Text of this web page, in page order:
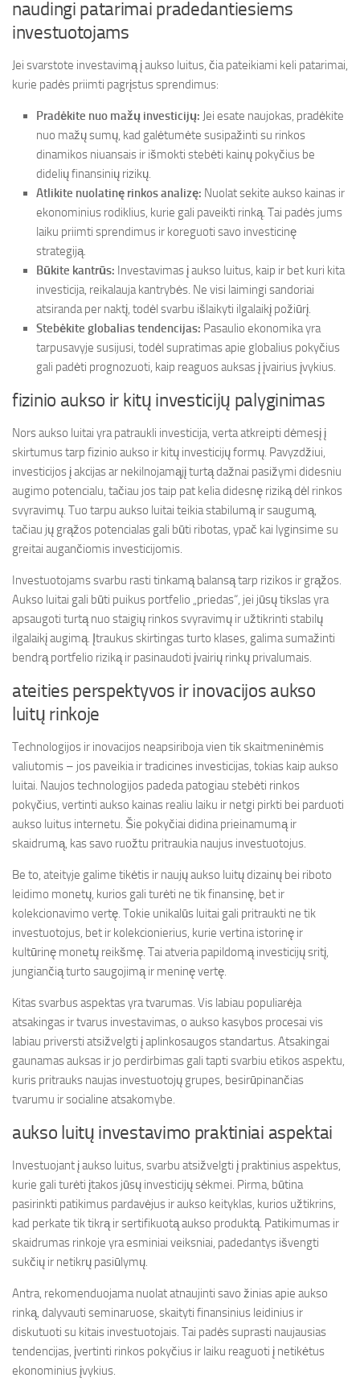
naudingi patarimai pradedantiesiems
investuotojams
Jei svarstote investavimą į aukso luitus, čia pateikiami keli patarimai,
kurie padės priimti pagrįstus sprendimus:
Pradėkite nuo mažų investicijų: Jei esate naujokas, pradėkite
nuo mažų sumų, kad galėtumėte susipažinti su rinkos
dinamikos niuansais ir išmokti stebėti kainų pokyčius be
didelių finansinių rizikų.
Atlikite nuolatinę rinkos analizę: Nuolat sekite aukso kainas ir
ekonominius rodiklius, kurie gali paveikti rinką. Tai padės jums
laiku priimti sprendimus ir koreguoti savo investicinę
strategiją.
Būkite kantrūs: Investavimas į aukso luitus, kaip ir bet kuri kita
investicija, reikalauja kantrybės. Ne visi laimingi sandoriai
atsiranda per naktį, todėl svarbu išlaikyti ilgalaikį požiūrį.
Stebėkite globalias tendencijas: Pasaulio ekonomika yra
tarpusavyje susijusi, todėl supratimas apie globalius pokyčius
gali padėti prognozuoti, kaip reaguos auksas į įvairius įvykius.
fizinio aukso ir kitų investicijų palyginimas
Nors aukso luitai yra patraukli investicija, verta atkreipti dėmesį į
skirtumus tarp fizinio aukso ir kitų investicijų formų. Pavyzdžiui,
investicijos į akcijas ar nekilnojamąjį turtą dažnai pasižymi didesniu
augimo potencialu, tačiau jos taip pat kelia didesnę riziką dėl rinkos
svyravimų. Tuo tarpu aukso luitai teikia stabilumą ir saugumą,
tačiau jų grąžos potencialas gali būti ribotas, ypač kai lyginsime su
greitai augančiomis investicijomis.
Investuotojams svarbu rasti tinkamą balansą tarp rizikos ir grąžos.
Aukso luitai gali būti puikus portfelio „priedas“, jei jūsų tikslas yra
apsaugoti turtą nuo staigių rinkos svyravimų ir užtikrinti stabilų
ilgalaikį augimą. Įtraukus skirtingas turto klases, galima sumažinti
bendrą portfelio riziką ir pasinaudoti įvairių rinkų privalumais.
ateities perspektyvos ir inovacijos aukso
luitų rinkoje
Technologijos ir inovacijos neapsiriboja vien tik skaitmeninėmis
valiutomis – jos paveikia ir tradicines investicijas, tokias kaip aukso
luitai. Naujos technologijos padeda patogiau stebėti rinkos
pokyčius, vertinti aukso kainas realiu laiku ir netgi pirkti bei parduoti
aukso luitus internetu. Šie pokyčiai didina prieinamumą ir
skaidrumą, kas savo ruožtu pritraukia naujus investuotojus.
Be to, ateityje galime tikėtis ir naujų aukso luitų dizainų bei riboto
leidimo monetų, kurios gali turėti ne tik finansinę, bet ir
kolekcionavimo vertę. Tokie unikalūs luitai gali pritraukti ne tik
investuotojus, bet ir kolekcionierius, kurie vertina istorinę ir
kultūrinę monetų reikšmę. Tai atveria papildomą investicijų sritį,
jungiančią turto saugojimą ir meninę vertę.
Kitas svarbus aspektas yra tvarumas. Vis labiau populiarėja
atsakingas ir tvarus investavimas, o aukso kasybos procesai vis
labiau priversti atsižvelgti į aplinkosaugos standartus. Atsakingai
gaunamas auksas ir jo perdirbimas gali tapti svarbiu etikos aspektu,
kuris pritrauks naujas investuotojų grupes, besirūpinančias
tvarumu ir socialine atsakomybe.
aukso luitų investavimo praktiniai aspektai
Investuojant į aukso luitus, svarbu atsižvelgti į praktinius aspektus,
kurie gali turėti įtakos jūsų investicijų sėkmei. Pirma, būtina
pasirinkti patikimus pardavėjus ir aukso keityklas, kurios užtikrins,
kad perkate tik tikrą ir sertifikuotą aukso produktą. Patikimumas ir
skaidrumas rinkoje yra esminiai veiksniai, padedantys išvengti
sukčių ir netikrų pasiūlymų.
Antra, rekomenduojama nuolat atnaujinti savo žinias apie aukso
rinką, dalyvauti seminaruose, skaityti finansinius leidinius ir
diskutuoti su kitais investuotojais. Tai padės suprasti naujausias
tendencijas, įvertinti rinkos pokyčius ir laiku reaguoti į netikėtus
ekonominius įvykius.